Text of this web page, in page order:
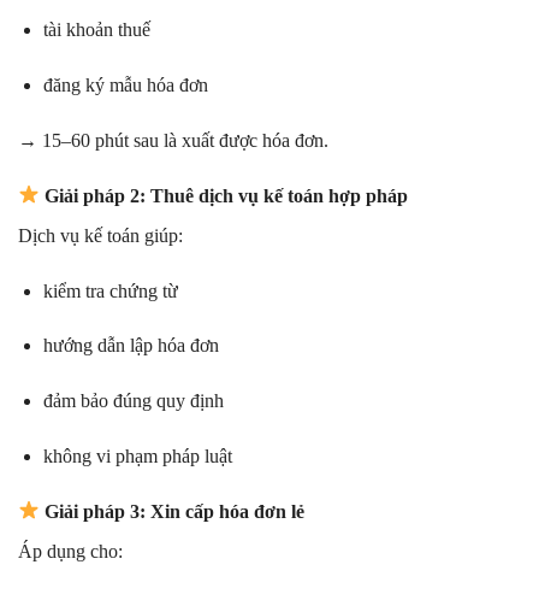
tài khoản thuế
đăng ký mẫu hóa đơn
→ 15–60 phút sau là xuất được hóa đơn.
Giải pháp 2: Thuê dịch vụ kế toán hợp pháp
Dịch vụ kế toán giúp:
kiểm tra chứng từ
hướng dẫn lập hóa đơn
đảm bảo đúng quy định
không vi phạm pháp luật
Giải pháp 3: Xin cấp hóa đơn lẻ
Áp dụng cho: